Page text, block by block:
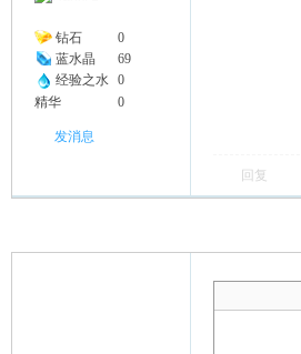
钻石
0
蓝水晶
69
经验之水 0
精华
0
发消息
回复